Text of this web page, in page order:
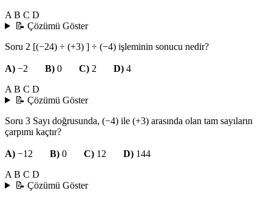
A B C D
📝 Çözümü Göster
Soru 2 [(−24) ÷ (+3) ] ÷ (−4) işleminin sonucu nedir?
A) −2 B) 0 C) 2 D) 4
A B C D
📝 Çözümü Göster
Soru 3 Sayı doğrusunda, (−4) ile (+3) arasında olan tam sayıların
çarpımı kaçtır?
A) −12 B) 0 C) 12 D) 144
A B C D
📝 Çözümü Göster